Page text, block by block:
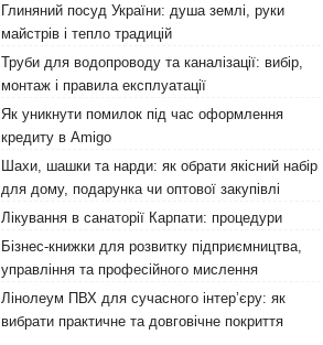
Глиняний посуд України: душа землі, руки
майстрів і тепло традицій
Труби для водопроводу та каналізації: вибір,
монтаж і правила експлуатації
Як уникнути помилок під час оформлення
кредиту в Amigo
Шахи, шашки та нарди: як обрати якісний набір
для дому, подарунка чи оптової закупівлі
Лікування в санаторії Карпати: процедури
Бізнес-книжки для розвитку підприємництва,
управління та професійного мислення
Лінолеум ПВХ для сучасного інтер’єру: як
вибрати практичне та довговічне покриття